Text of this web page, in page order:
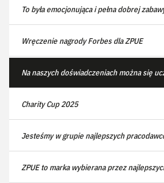
To była emocjonująca i pełna dobrej
Wręczenie nagrody Forbes dla ZPUE
Na naszych doświadczeniach można się
Charity Cup 2025
Jesteśmy w grupie najlepszych
ZPUE to marka wybierana przez